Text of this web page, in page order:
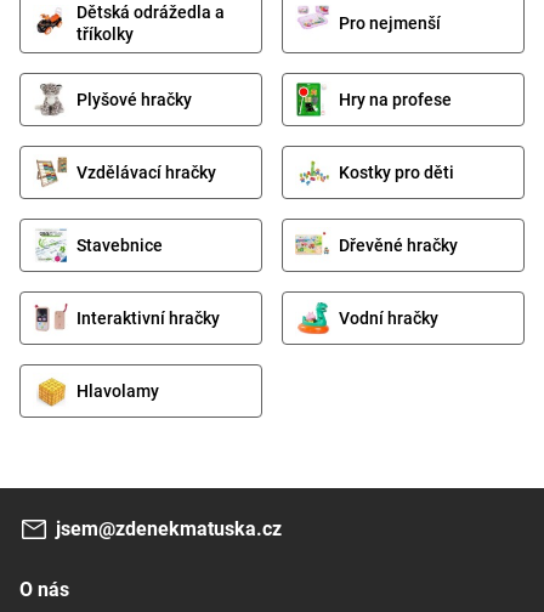
Dětská odrážedla a
tříkolky
Pro nejmenší
Plyšové hračky Hry na profese
Vzdělávací hračky Kostky pro děti
Stavebnice Dřevěné hračky
Interaktivní hračky Vodní hračky
Hlavolamy
jsem@zdenekmatuska.cz
O nás